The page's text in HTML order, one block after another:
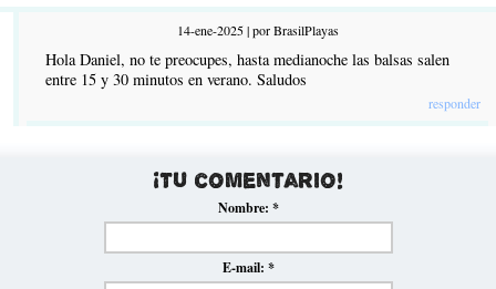
14-ene-2025 | por BrasilPlayas
Hola Daniel, no te preocupes, hasta medianoche las balsas salen
entre 15 y 30 minutos en verano. Saludos
responder
¡Tu comentario!
Nombre: *
E-mail: *